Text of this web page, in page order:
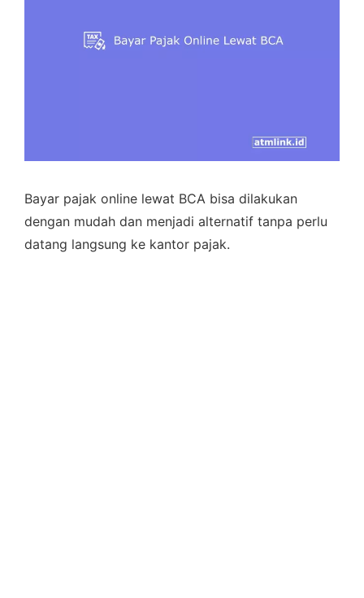
Bayar pajak online lewat BCA bisa dilakukan
dengan mudah dan menjadi alternatif tanpa perlu
datang langsung ke kantor pajak.